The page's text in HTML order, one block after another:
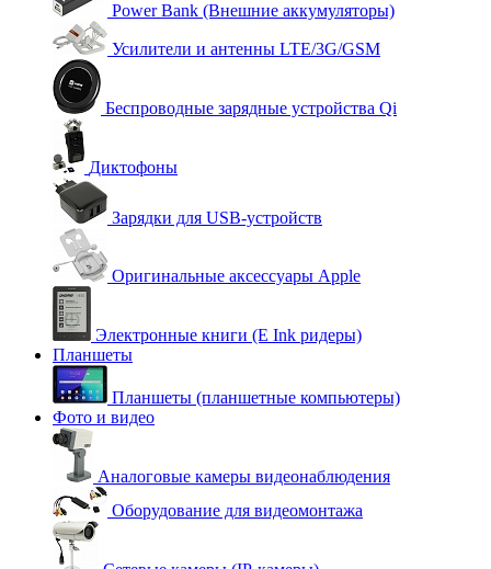
Power Bank (Внешние аккумуляторы)
Усилители и антенны LTE/3G/GSM
Беспроводные зарядные устройства Qi
Диктофоны
Зарядки для USB-устройств
Оригинальные аксессуары Apple
Электронные книги (E Ink ридеры)
Планшеты
Планшеты (планшетные компьютеры)
Фото и видео
Аналоговые камеры видеонаблюдения
Оборудование для видеомонтажа